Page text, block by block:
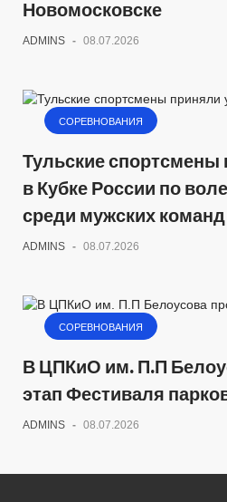
Новомосковске
ADMINS - 08.07.2026
СОРЕВНОВАНИЯ
Тульские спортсмены
в Кубке России по
среди мужских команд
ADMINS - 08.07.2026
СОРЕВНОВАНИЯ
В ЦПКиО им. П.П
этап Фестиваля
ADMINS - 08.07.2026